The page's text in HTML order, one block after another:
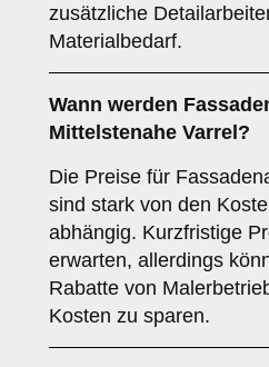
zusätzliche
Materialbedarf.
Wann werden
Mittelstenahe Varrel?
Die Preise für
sind stark von den
abhängig. Kurzfristige
erwarten, allerdings
Rabatte von
Kosten zu sparen.